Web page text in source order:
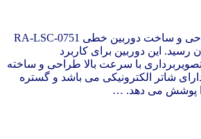
به حول و قوه الهی طراحی و ساخت دوربین خطی RA-LSC-0751
1394 به پایان رسید. این دوربین برای کاربرد
با سرعت بالا طراحی و ساخته
شاتر الکترونیکی می باشد و گستره
را پوشش می دهد. …